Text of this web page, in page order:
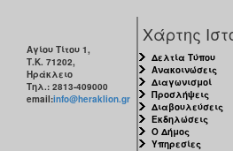
Αγίου Τίτου 1,
Τ.Κ. 71202,
Ηράκλειο
Τηλ.: 2813-409000
email:info@heraklion.gr
Χάρτης
Δελτία Τύπου
Ανακοινώσεις
Διαγωνισμοί
Προσλήψεις
Διαβουλεύσεις
Εκδηλώσεις
Ο Δήμος
Υπηρεσίες